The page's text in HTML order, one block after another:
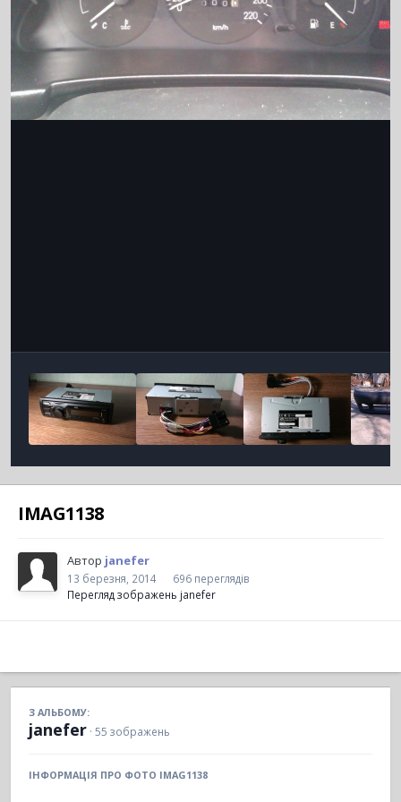
IMAG1138
Автор janefer
13 березня, 2014
696 переглядів
Перегляд зображень janefer
З АЛЬБОМУ:
janefer · 55 зображень
ІНФОРМАЦІЯ ПРО ФОТО IMAG1138